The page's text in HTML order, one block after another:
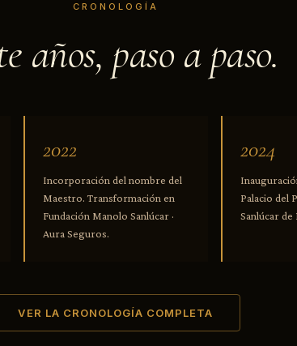
CRONOLOGÍA
años, paso a paso.
2022
Incorporación del nombre del
Maestro. Transformación en
Fundación Manolo Sanlúcar ·
Aura Seguros.
2024
Palacio del
Sanlúcar de
VER LA CRONOLOGÍA COMPLETA